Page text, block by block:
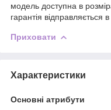
модель доступна в
гарантія відправляється
Приховати
Характеристики
Основні атрибути